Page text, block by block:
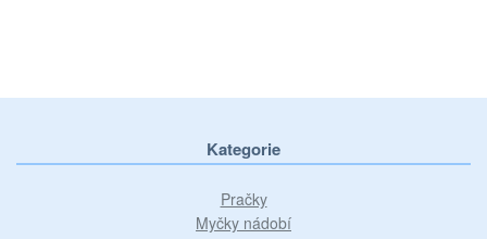
Kategorie
Pračky
Myčky nádobí